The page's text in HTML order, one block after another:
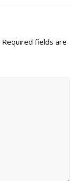
Required fields are